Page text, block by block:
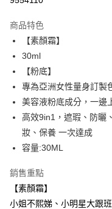
Apple Pay
街口支付
悠遊付
ATM付款
運送方式
每筆NT$85，滿NT$599(含
付款後全家取貨
商品特色
【素顏霜】
30ml
【粉底】
專為亞洲女性量身訂製
美容液粉底成分，一邊
高效9in1，遮瑕、防曬
妝、保養 一次達成
容量:30ML
銷售重點
【素顏霜】
小姐不熙娣、小明星大跟